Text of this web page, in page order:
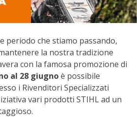
CAMPAGNA
FRUTTA
periodo che stiamo passando,
la nostra tradizione
con la famosa promozione di
al 28 giugnoè possibile
i Rivenditori Specializzati
vari prodotti STIHL ad un